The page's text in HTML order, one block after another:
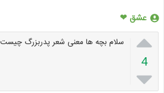
عشق ❤

4

سلام بچه ها معنی شعر پدربزرگ چیست